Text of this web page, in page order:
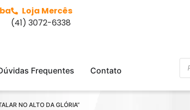
Loja Mercês
(41) 3072-6338
Frequentes Contato
NO ALTO DA GLÓRIA”